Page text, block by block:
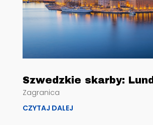
Szwedzkie skarby: Lund
Zagranica
CZYTAJ DALEJ